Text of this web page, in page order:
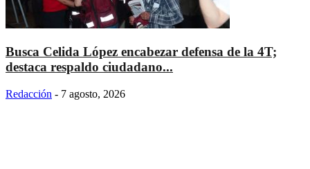
Busca Celida López encabezar defensa de la 4T;
destaca respaldo ciudadano...
Redacción - 7 agosto, 2026